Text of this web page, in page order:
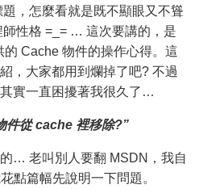
，怎麼看就是既不顯眼又不聳
性格 =_= … 這次要講的，是
Cache 物件的操作心得。這
，大家都用到爛掉了吧? 不過
實一直困擾著我很久了…
件從 cache 裡移除?”
… 老叫別人要翻 MSDN，我自
點篇幅先說明一下問題。